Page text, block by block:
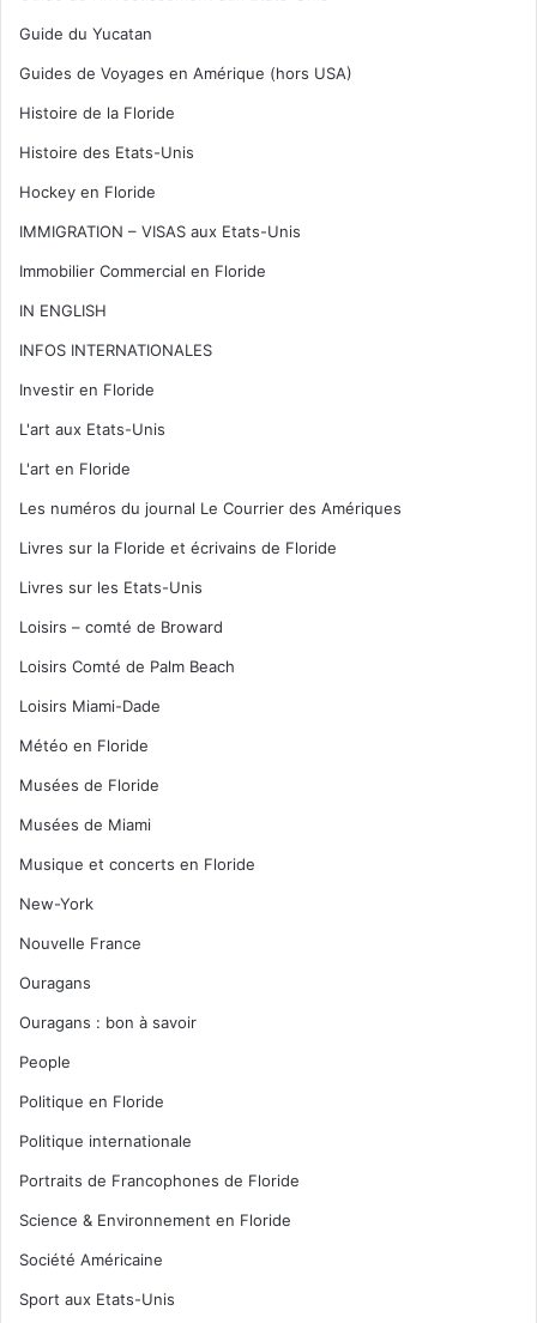
Guide du Yucatan
Guides de Voyages en Amérique (hors USA)
Histoire de la Floride
Histoire des Etats-Unis
Hockey en Floride
IMMIGRATION – VISAS aux Etats-Unis
Immobilier Commercial en Floride
IN ENGLISH
INFOS INTERNATIONALES
Investir en Floride
L'art aux Etats-Unis
L'art en Floride
Les numéros du journal Le Courrier des Amériques
Livres sur la Floride et écrivains de Floride
Livres sur les Etats-Unis
Loisirs – comté de Broward
Loisirs Comté de Palm Beach
Loisirs Miami-Dade
Météo en Floride
Musées de Floride
Musées de Miami
Musique et concerts en Floride
New-York
Nouvelle France
Ouragans
Ouragans : bon à savoir
People
Politique en Floride
Politique internationale
Portraits de Francophones de Floride
Science & Environnement en Floride
Société Américaine
Sport aux Etats-Unis